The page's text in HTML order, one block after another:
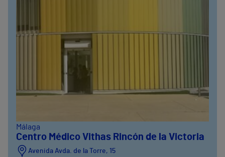
Málaga
Centro Médico Vithas Rincón de la Victoria
Avenida Avda. de la Torre, 15